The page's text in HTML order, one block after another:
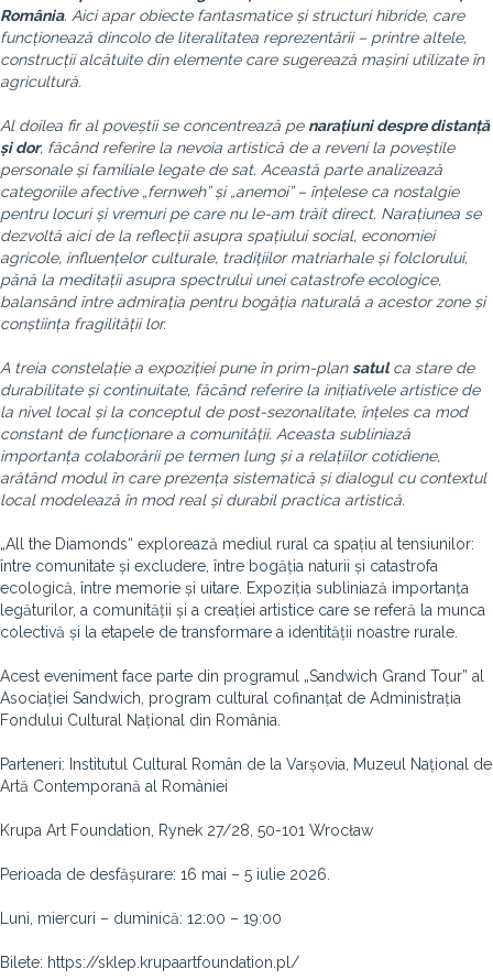
România. Aici apar obiecte fantasmatice și structuri hibride, care
funcționează dincolo de literalitatea reprezentării – printre altele,
construcții alcătuite din elemente care sugerează mașini utilizate în
agricultură.
Al doilea fir al poveștii se concentrează pe narațiuni despre distanță
și dor, făcând referire la nevoia artistică de a reveni la poveștile
personale și familiale legate de sat. Această parte analizează
categoriile afective „fernweh” și „anemoi” – înțelese ca nostalgie
pentru locuri și vremuri pe care nu le-am trăit direct. Narațiunea se
dezvoltă aici de la reflecții asupra spațiului social, economiei
agricole, influențelor culturale, tradițiilor matriarhale și folclorului,
până la meditații asupra spectrului unei catastrofe ecologice,
balansând între admirația pentru bogăția naturală a acestor zone și
conștiința fragilității lor.
A treia constelație a expoziției pune în prim-plansatulca stare de
durabilitate și continuitate, făcând referire la inițiativele artistice de
la nivel local și la conceptul de post-sezonalitate, înțeles ca mod
constant de funcționare a comunității. Aceasta subliniază
importanța colaborării pe termen lung și a relațiilor cotidiene,
arătând modul în care prezența sistematică și dialogul cu contextul
local modelează în mod real și durabil practica artistică.
„All the Diamonds“ explorează mediul rural ca spațiu al tensiunilor:
între comunitate și excludere, între bogăția naturii și catastrofa
ecologică, între memorie și uitare. Expoziția subliniază importanța
legăturilor, a comunității și a creației artistice care se referă la munca
colectivă și la etapele de transformare a identității noastre rurale.
Acest eveniment face parte din programul „Sandwich Grand Tour” al
Asociației Sandwich, program cultural cofinanțat de Administrația
Fondului Cultural Național din România.
Parteneri: Institutul Cultural Român de la Varșovia, Muzeul Național de
Artă Contemporană al României
Krupa Art Foundation, Rynek 27/28, 50-101 Wrocław
Perioada de desfășurare: 16 mai – 5 iulie 2026.
Luni, miercuri – duminică: 12:00 – 19:00
Bilete: https://sklep.krupaartfoundation.pl/